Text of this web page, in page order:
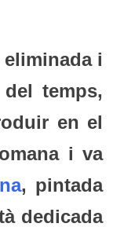
i
temps,
en el
i va
, pintada
dedicada